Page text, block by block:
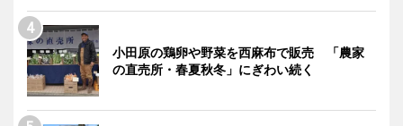
小田原の鶏卵や野菜を西麻布で販売 「農家
の直売所・春夏秋冬」にぎわい続く